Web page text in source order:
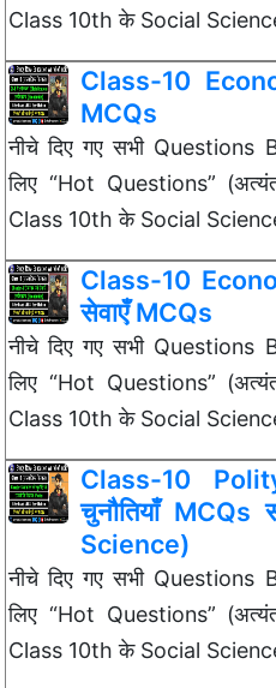
Class 10th के Social
Class-10
MCQs
नीचे दिए गए सभी Questions
लिए “Hot Questions”
Class 10th के Social
Class-10
सेवाएँ MCQs
नीचे दिए गए सभी Questions
लिए “Hot Questions”
Class 10th के Social
Class-10
चुनौतियाँ MCQs
Science)
नीचे दिए गए सभी Questions
लिए “Hot Questions”
Class 10th के Social